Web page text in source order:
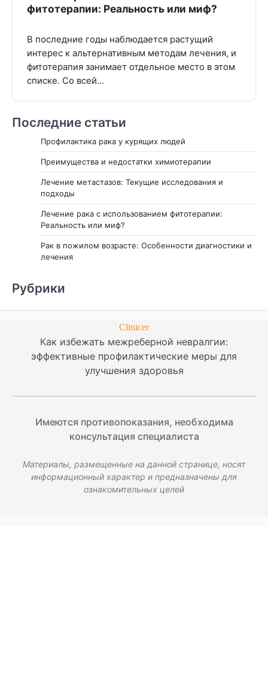
фитотерапии: Реальность или миф?
В последние годы наблюдается растущий
интерес к альтернативным методам лечения, и
фитотерапия занимает отдельное место в этом
списке. Со всей…
Последние статьи
Профилактика рака у курящих людей
Преимущества и недостатки химиотерапии
Лечение метастазов: Текущие исследования и
подходы
Лечение рака с использованием фитотерапии:
Реальность или миф?
Рак в пожилом возрасте: Особенности диагностики и
лечения
Рубрики
Clinicer
Как избежать межреберной невралгии:
эффективные профилактические меры для
улучшения здоровья
Имеются противопоказания, необходима
консультация специалиста
Материалы, размещенные на данной странице, носят
информационный характер и предназначены для
ознакомительных целей